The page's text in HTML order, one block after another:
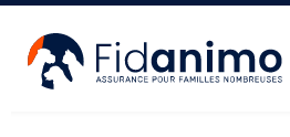
Aller au contenu principal